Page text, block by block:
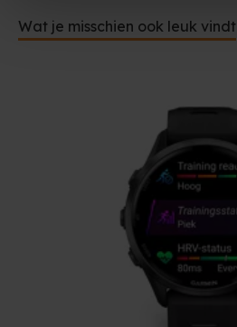
Wat je misschien ook leuk vindt